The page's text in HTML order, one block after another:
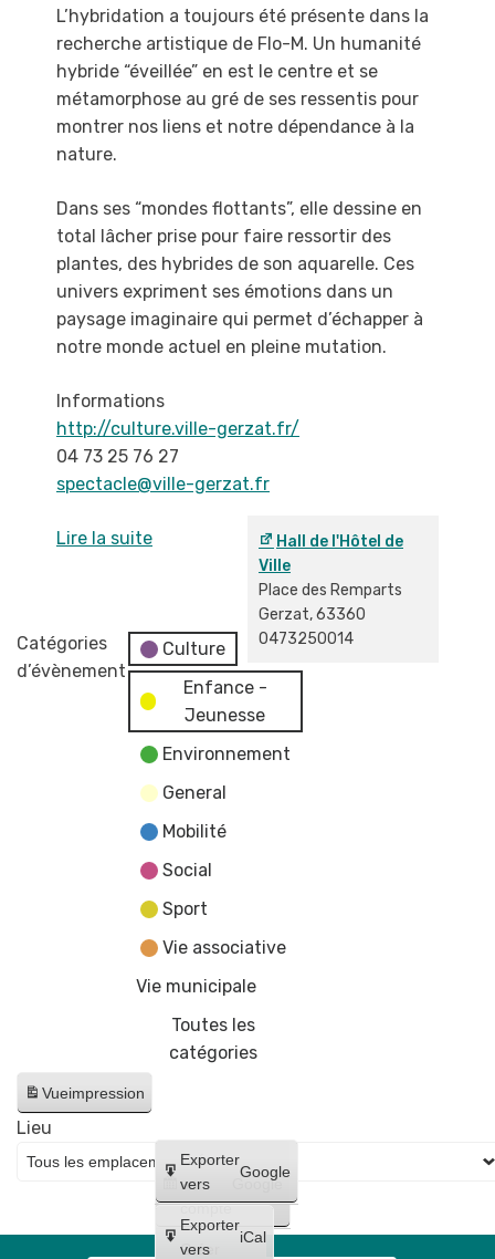
L’hybridation a toujours été présente dans la
recherche artistique de Flo-M. Un humanité
hybride “éveillée” en est le centre et se
métamorphose au gré de ses ressentis pour
montrer nos liens et notre dépendance à la
nature.
Dans ses “mondes flottants”, elle dessine en
total lâcher prise pour faire ressortir des
plantes, des hybrides de son aquarelle. Ces
univers expriment ses émotions dans un
paysage imaginaire qui permet d’échapper à
notre monde actuel en pleine mutation.
Informations
http://culture.ville-gerzat.fr/
04 73 25 76 27
spectacle@ville-gerzat.fr
Hall de l'Hôtel de
Ville
Place des Remparts
Gerzat,63360
0473250014
Lire la suite
Catégories
d’évènement
Culture
Enfance -
Jeunesse
Environnement
General
Mobilité
Social
Sport
Vie associative
Vie municipale
Toutes les
catégories
Vueimpression
Créer
un
compte
Google
Créer
Exporter
vers
Google
Exporter
vers
iCal
Lieu